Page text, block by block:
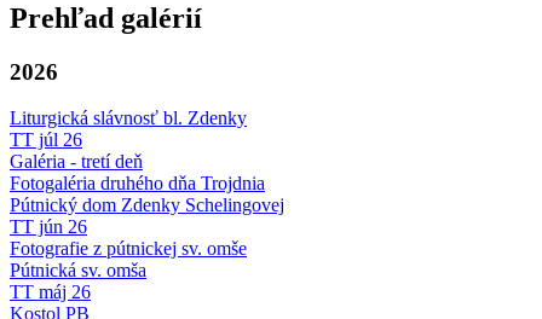
Prehľad galérií
2026
Liturgická slávnosť bl. Zdenky
TT júl 26
Galéria - tretí deň
Fotogaléria druhého dňa Trojdnia
Pútnický dom Zdenky Schelingovej
TT jún 26
Fotografie z pútnickej sv. omše
Pútnická sv. omša
TT máj 26
Kostol PB